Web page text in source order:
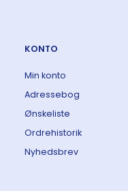
KONTO
Min konto
Adressebog
Ønskeliste
Ordrehistorik
Nyhedsbrev